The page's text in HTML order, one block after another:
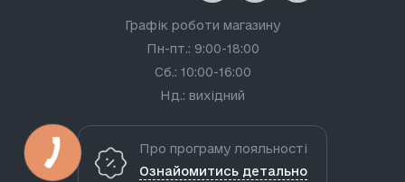
Графік роботи магазину
Пн-пт.: 9:00-18:00
Сб.: 10:00-16:00
Нд.: вихідний
Про програму лояльності
Ознайомитись детально